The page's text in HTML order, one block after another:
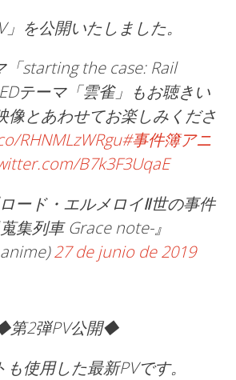
」を公開いたしました。
「starting the case: Rail
テーマ「雲雀」もお聴きい
像とあわせてお楽しみくださ
RHNMLzWRgu#事件簿アニ
B7k3F3UqaE
ード・エルメロイⅡ世の事件
集列車 Grace note-』
27 de junio de 2019
第2弾PV公開◆
使用した最新PVです。